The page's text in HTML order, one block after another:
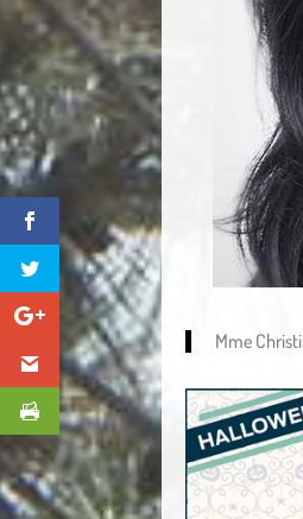
Mme